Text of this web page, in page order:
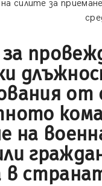
силите за
от
на
в